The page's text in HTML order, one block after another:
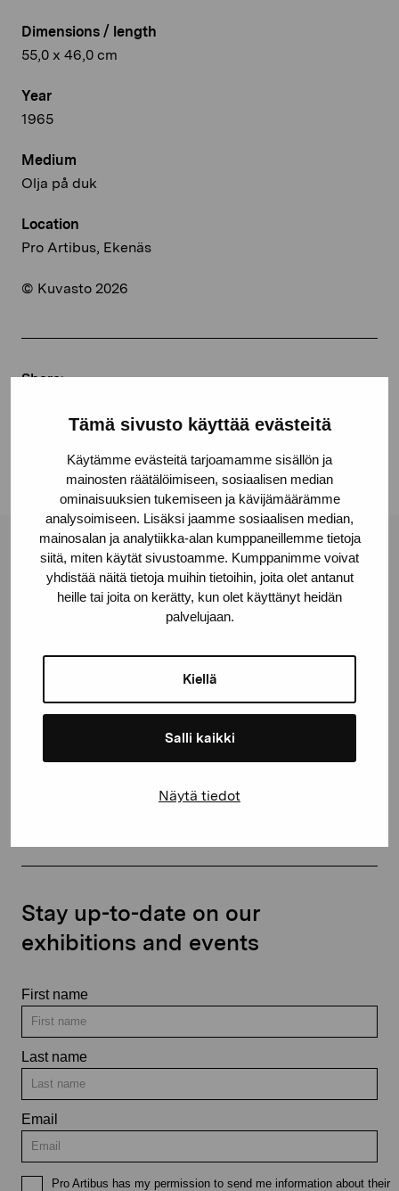
Tämä sivusto käyttää evästeitä
Käytämme evästeitä tarjoamamme sisällön ja
mainosten räätälöimiseen, sosiaalisen median
ominaisuuksien tukemiseen ja kävijämäärämme
analysoimiseen. Lisäksi jaamme sosiaalisen median,
mainosalan ja analytiikka-alan kumppaneillemme tietoja
siitä, miten käytät sivustoamme. Kumppanimme voivat
yhdistää näitä tietoja muihin tietoihin, joita olet antanut
heille tai joita on kerätty, kun olet käyttänyt heidän
palvelujaan.
Kiellä
Salli kaikki
Näytä tiedot
Dimensions / length
55,0 x 46,0 cm
Year
1965
Medium
Olja på duk
Location
Pro Artibus, Ekenäs
© Kuvasto 2026
Share:
Pro Artibus Foundation
Stay up-to-date on our
exhibitions and events
First name
Last name
Email
Pro Artibus has my permission to send me information about their